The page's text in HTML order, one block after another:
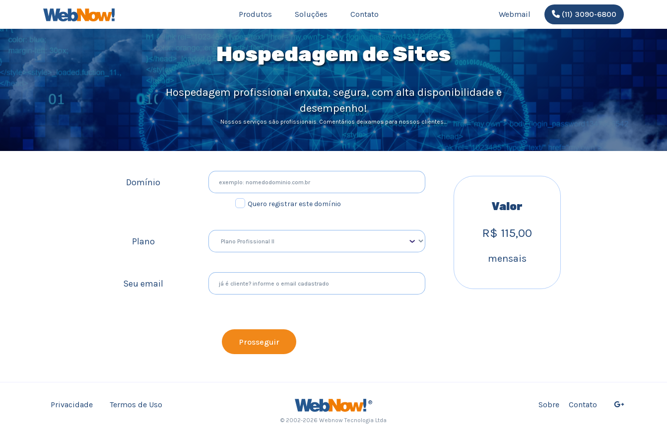
Produtos (current)Soluções Contato Webmail (11) 3090-6800
Hospedagem de Sites
Hospedagem profissional enxuta, segura, com alta disponibilidade e
desempenho!
Nossos serviços são profissionais. Comentários deixamos para nossos clientes...
Domínio
Quero registrar este domínio
Plano
Seu email
Prosseguir
Valor
R$ 115,00
mensais
Privacidade Termos de Uso ® Sobre Contato
© 2002-2026 Webnow Tecnologia Ltda